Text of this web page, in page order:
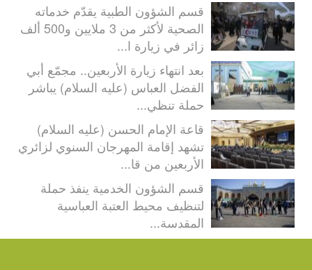
قسم الشؤون الطبية يقدّم خدماته
الصحية لأكثر من 3 ملايين و500 ألف
زائر في زيارة ا...
بعد انتهاء زيارة الأربعين.. مجمّع أبي
الفضل العباس (عليه السلام) يباشر
حملة تنظي...
قاعة الإمام الحسن (عليه السلام)
تشهد إقامة المهرجان السنوي لزائري
الأربعين من قا...
قسم الشؤون الخدمية ينفذ حملة
لتنظيف محيط العتبة العباسية
المقدسة...